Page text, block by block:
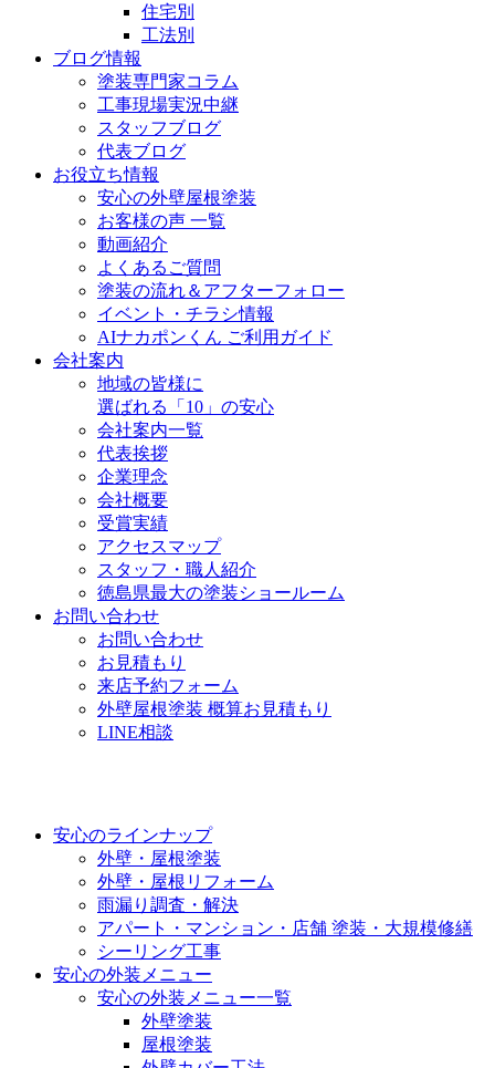
住宅別
工法別
ブログ情報
塗装専門家コラム
工事現場実況中継
スタッフブログ
代表ブログ
お役立ち情報
安心の外壁屋根塗装
お客様の声 一覧
動画紹介
よくあるご質問
塗装の流れ＆アフターフォロー
イベント・チラシ情報
AIナカポンくん ご利用ガイド
会社案内
地域の皆様に
選ばれる「10」の安心
会社案内一覧
代表挨拶
企業理念
会社概要
受賞実績
アクセスマップ
スタッフ・職人紹介
徳島県最大の塗装ショールーム
お問い合わせ
お問い合わせ
お見積もり
来店予約フォーム
外壁屋根塗装 概算お見積もり
LINE相談
安心のラインナップ
外壁・屋根塗装
外壁・屋根リフォーム
雨漏り調査・解決
アパート・マンション・店舗 塗装・大規模修繕
シーリング工事
安心の外装メニュー
安心の外装メニュー一覧
外壁塗装
屋根塗装